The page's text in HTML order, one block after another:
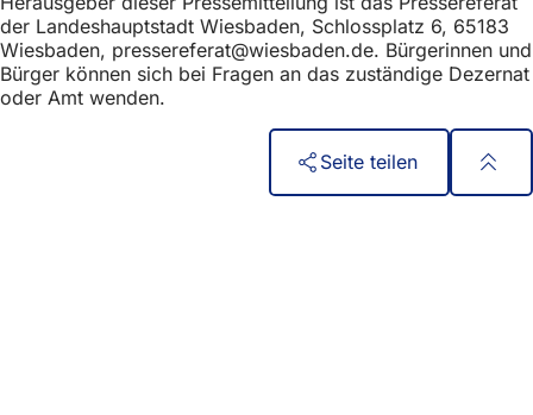
der Landeshauptstadt Wiesbaden, Schlossplatz 6, 65183
Wiesbaden, pressereferat wiesbaden de. Bürgerinnen und
Bürger können sich bei Fragen an das zuständige Dezernat
oder Amt wenden.
Seite teilen